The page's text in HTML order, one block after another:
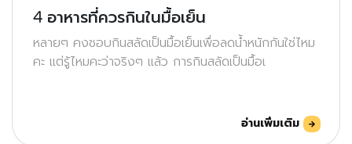
4 อาหารที่ควรกินในมื้อเย็น
หลายๆ คงชอบกินสลัดเป็นมื้อเย็นเพื่อลดน้ำหนักกันใช่ไหม
คะ แต่รู้ไหมคะว่าจริงๆ แล้ว การกินสลัดเป็นมื้อเ
อ่านเพิ่มเติม